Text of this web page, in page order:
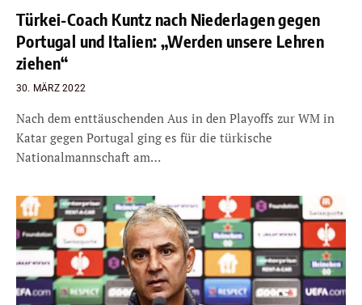
Türkei-Coach Kuntz nach Niederlagen gegen
Portugal und Italien: „Werden unsere Lehren
ziehen“
30. MÄRZ 2022
Nach dem enttäuschenden Aus in den Playoffs zur WM in
Katar gegen Portugal ging es für die türkische
Nationalmannschaft am…